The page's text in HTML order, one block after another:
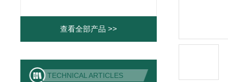
查看全部产品 >>
TECHNICAL ARTICLES